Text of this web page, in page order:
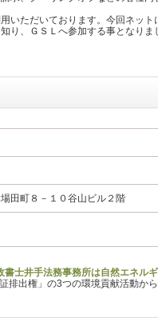
いただいております。今回ネット
り、ＧＳＬへ参加する事となりま
田町８－１０谷山ビル２階
書士井手法務事務所は自然エネル
排出権」の3つの環境貢献活動か